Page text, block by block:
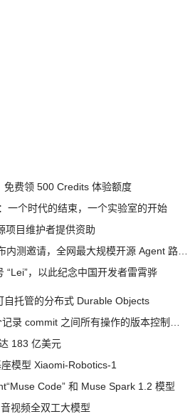
免费领 500 Credits 体验额度
一个时代的结束，一个实验室的开始
项目维护者提供资助
“Lei”，以此纪念中国开发者雷霄骅
自托管的分布式 Durable Objects
183 亿美元
模型 Xiaomi-Robotics-1
Code” 和 Muse Spark 1.2 模型
视频全双工大模型